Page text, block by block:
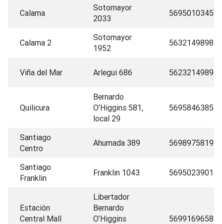
Calama
Sotomayor
2033
56950103459
Calama 2
Sotomayor
1952
5632149898
Viña del Mar Arlegui 686 56232149898
Quilicura
Bernardo
O’Higgins 581,
local 29
56958463857
Santiago
Centro
Ahumada 389 56989758192
Santiago
Franklin
Franklin 1043 56950239015
Estación
Central Mall
Libertador
Bernardo
O’Higgins
56991696582